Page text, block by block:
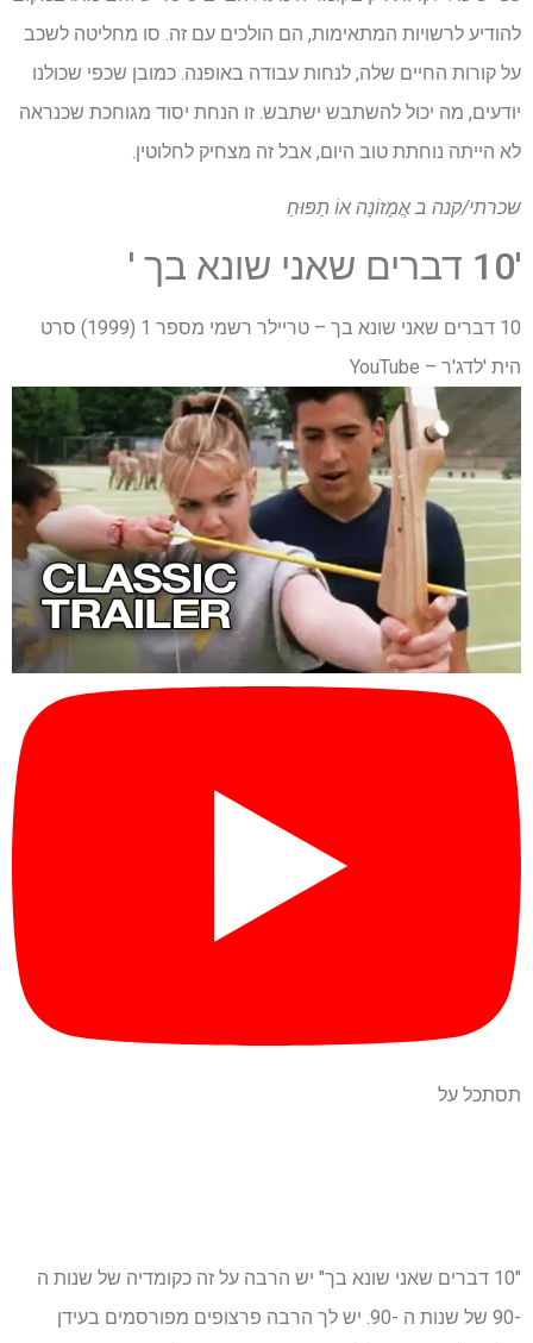
להודיע ​​לרשויות המתאימות, הם הולכים עם זה. סו מחליטה לשכב
על קורות החיים שלה, לנחות עבודה באופנה. כמובן שכפי שכולנו
יודעים, מה יכול להשתבש ישתבש. זו הנחת יסוד מגוחכת שכנראה
לא הייתה נוחתת טוב היום, אבל זה מצחיק לחלוטין.
שכרתי/קנה ב אֲמָזוֹנָה אוֹ תַפּוּחַ
'10 דברים שאני שונא בך '
10 דברים שאני שונא בך – טריילר רשמי מספר 1 (1999) סרט
הית 'לדג'ר – YouTube
תסתכל על
"10 דברים שאני שונא בך" יש הרבה על זה כקומדיה של שנות ה
-90 של שנות ה -90. יש לך הרבה פרצופים מפורסמים בעידן